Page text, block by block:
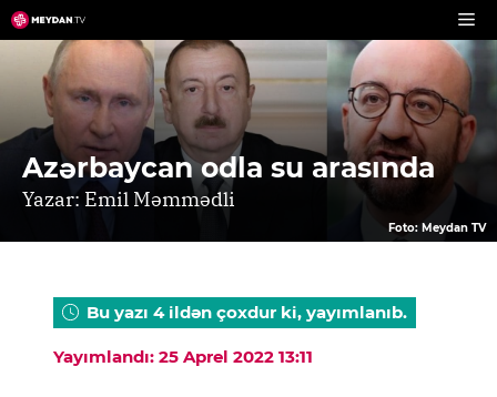
Skip
to
content
Azərbaycan odla su arasında
Yazar: Emil Məmmədli
Foto: Meydan TV
Bu yazı 4 ildən çoxdur ki, yayımlanıb.
Yayımlandı: 25 Aprel 2022 13:11